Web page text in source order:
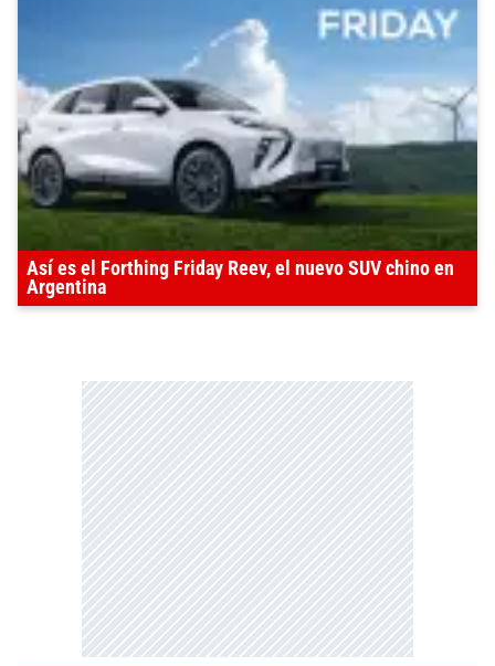
Así es el Forthing Friday Reev, el nuevo SUV chino en
Argentina